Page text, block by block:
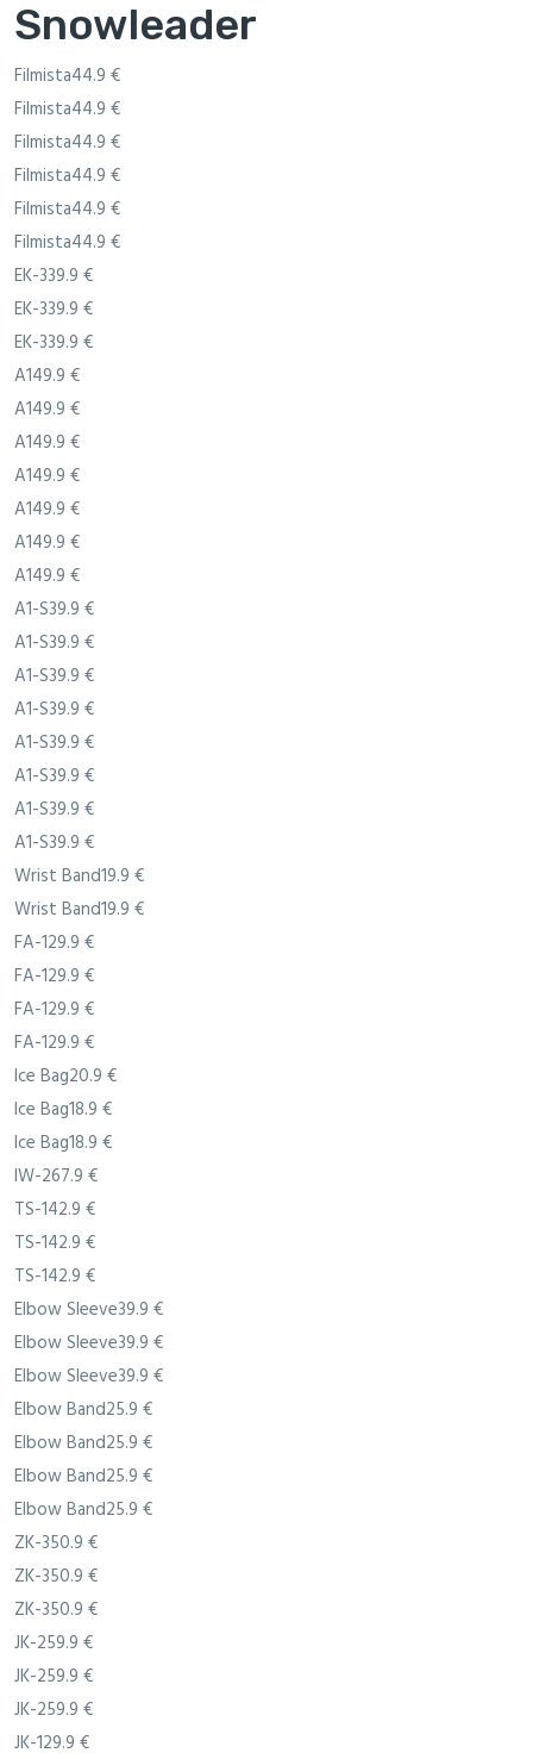
Snowleader
Filmista44.9 €
Filmista44.9 €
Filmista44.9 €
Filmista44.9 €
Filmista44.9 €
Filmista44.9 €
EK-339.9 €
EK-339.9 €
EK-339.9 €
A149.9 €
A149.9 €
A149.9 €
A149.9 €
A149.9 €
A149.9 €
A149.9 €
A1-S39.9 €
A1-S39.9 €
A1-S39.9 €
A1-S39.9 €
A1-S39.9 €
A1-S39.9 €
A1-S39.9 €
A1-S39.9 €
Wrist Band19.9 €
Wrist Band19.9 €
FA-129.9 €
FA-129.9 €
FA-129.9 €
FA-129.9 €
Ice Bag20.9 €
Ice Bag18.9 €
Ice Bag18.9 €
IW-267.9 €
TS-142.9 €
TS-142.9 €
TS-142.9 €
Elbow Sleeve39.9 €
Elbow Sleeve39.9 €
Elbow Sleeve39.9 €
Elbow Band25.9 €
Elbow Band25.9 €
Elbow Band25.9 €
Elbow Band25.9 €
ZK-350.9 €
ZK-350.9 €
ZK-350.9 €
JK-259.9 €
JK-259.9 €
JK-259.9 €
JK-129.9 €